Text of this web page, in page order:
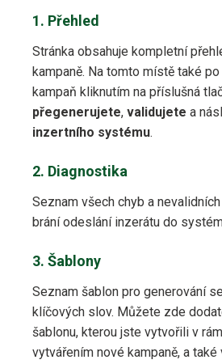
1. Přehled
Stránka obsahuje kompletní
kampaně. Na tomto místě také
kampaň kliknutím na příslušná
přegenerujete, validujete a
inzertního systému.
2. Diagnostika
Seznam všech chyb a
brání odeslání inzerátu do
3. Šablony
Seznam šablon pro generování
klíčových slov. Můžete zde
šablonu, kterou jste vytvořili v
vytvářením nové kampaně, a